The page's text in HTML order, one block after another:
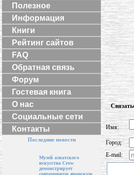
Полезное
Информация
Книги
Рейтинг сайтов
FAQ
Обратная связь
Форум
Гостевая книга
О нас
Социальные сети
Контакты
Последние новости
Музей азиатского
искусства Crow
демонстрирует
современную японскую
Имя:
Город:
E-mail: